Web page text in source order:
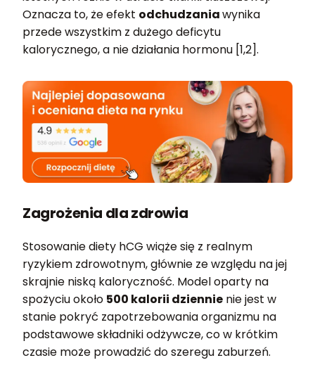
Oznacza to, że efekt odchudzaniawynika
przede wszystkim z dużego deficytu
kalorycznego, a nie działania hormonu [1,2].
Zagrożenia dla zdrowia
Stosowanie diety hCG wiąże się z realnym
ryzykiem zdrowotnym, głównie ze względu na jej
skrajnie niską kaloryczność. Model oparty na
spożyciu około 500 kalorii dziennie nie jest w
stanie pokryć zapotrzebowania organizmu na
podstawowe składniki odżywcze, co w krótkim
czasie może prowadzić do szeregu zaburzeń.